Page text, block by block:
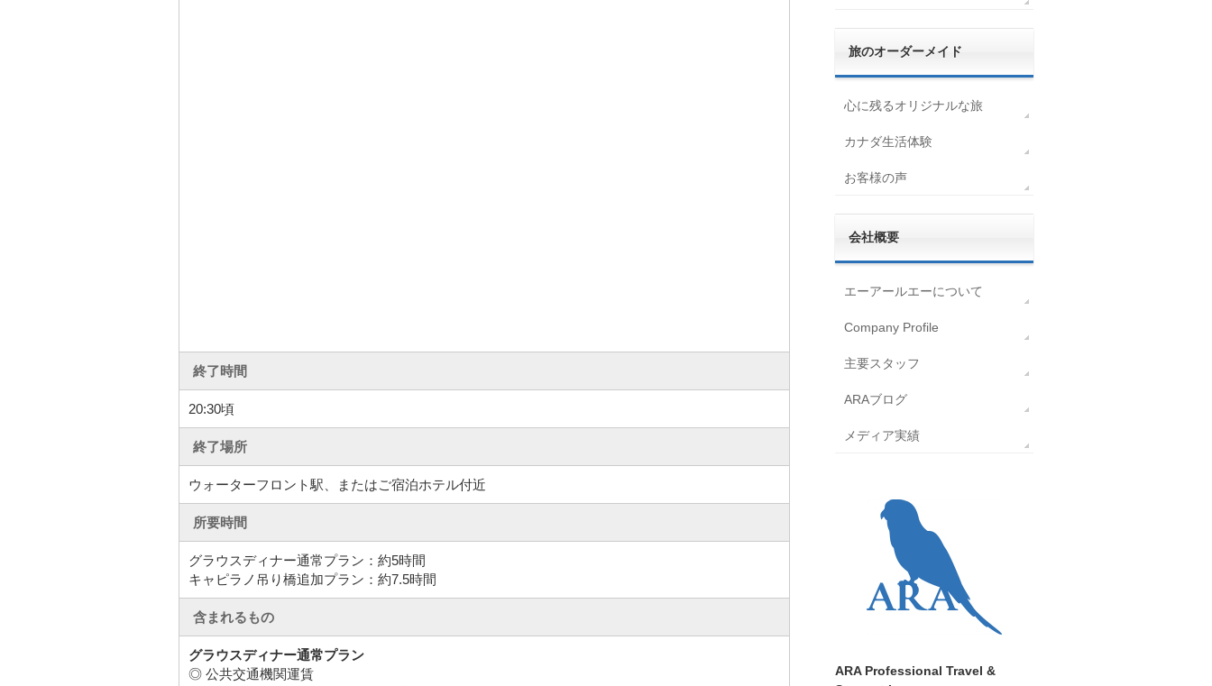
終了時間
20:30頃
終了場所
ウォーターフロント駅、またはご宿泊ホテル付近
所要時間
グラウスディナー通常プラン：約5時間
キャピラノ吊り橋追加プラン：約7.5時間
含まれるもの
グラウスディナー通常プラン
◎ 公共交通機関運賃
旅のオーダーメイド
心に残るオリジナルな旅
カナダ生活体験
お客様の声
会社概要
エーアールエーについて
Company Profile
主要スタッフ
ARAブログ
メディア実績
ARA Professional Travel &